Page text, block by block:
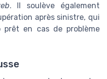
. Il soulève également
après sinistre, qui
prêt en cas de problème